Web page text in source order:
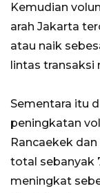
Kemudian
arah Jakarta
atau naik
lintas transaksi
Sementara itu
peningkatan
Rancaekek
total sebanyak
meningkat